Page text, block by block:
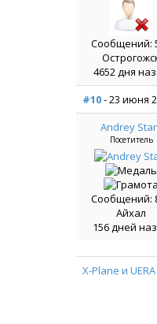
Сообщений:
4652 дня
#10- 23 июня
Andrey
Посетитель
Сообщений:
Айхал
156 дней
X-Plane и UERA